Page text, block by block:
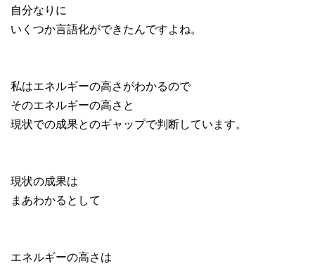
自分なりに
いくつか言語化ができたんですよね。
私はエネルギーの高さがわかるので
そのエネルギーの高さと
現状での成果とのギャップで判断しています。
現状の成果は
まあわかるとして
エネルギーの高さは